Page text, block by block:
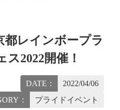
都レインボープラ
2022開催！
DATE：
2022/04/06
：
プライドイベント